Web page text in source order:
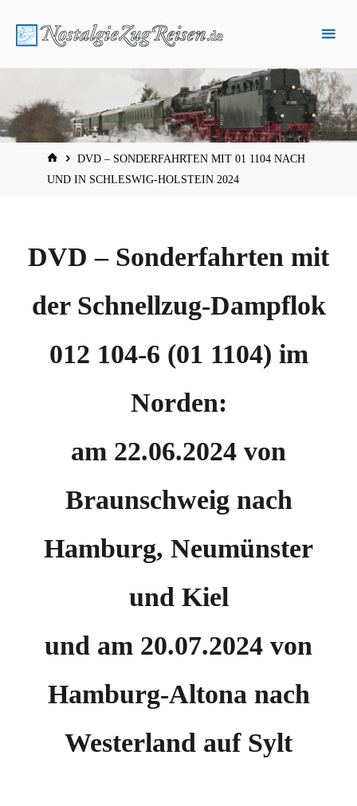
Inhalt
START
DVD – SONDERFAHRTEN MIT 01 1104 NACH
UND IN SCHLESWIG-HOLSTEIN 2024
DVD – Sonderfahrten mit
der Schnellzug-Dampflok
012 104-6 (01 1104) im
Norden:
am 22.06.2024 von
Braunschweig nach
Hamburg, Neumünster
und Kiel
und am 20.07.2024 von
Hamburg-Altona nach
Westerland auf Sylt